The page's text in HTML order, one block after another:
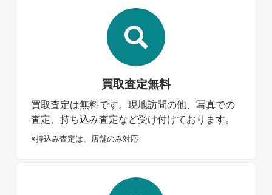
買取査定無料
買取査定は無料です。現地訪問の他、写真での
査定、持ち込み査定など受け付けております。
※持込み査定は、店舗のみ対応